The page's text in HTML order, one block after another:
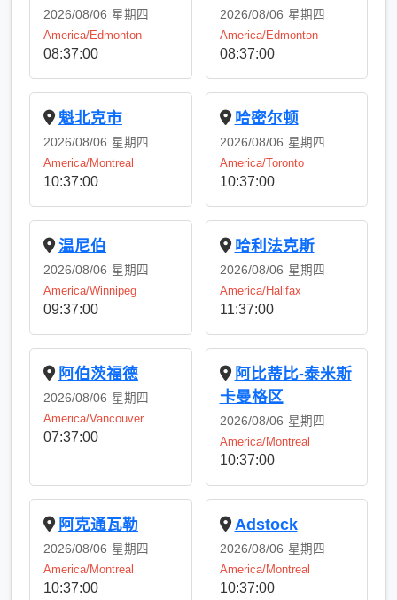
2026/08/06 星期四
America/Edmonton
08:37:00
2026/08/06 星期四
America/Edmonton
08:37:00
魁北克市
2026/08/06 星期四
America/Montreal
10:37:00
哈密尔顿
2026/08/06 星期四
America/Toronto
10:37:00
温尼伯
2026/08/06 星期四
America/Winnipeg
09:37:00
哈利法克斯
2026/08/06 星期四
America/Halifax
11:37:00
阿伯茨福德
2026/08/06 星期四
America/Vancouver
07:37:00
阿比蒂比-泰米斯
卡曼格区
2026/08/06 星期四
America/Montreal
10:37:00
阿克通瓦勒
2026/08/06 星期四
America/Montreal
10:37:00
Adstock
2026/08/06 星期四
America/Montreal
10:37:00